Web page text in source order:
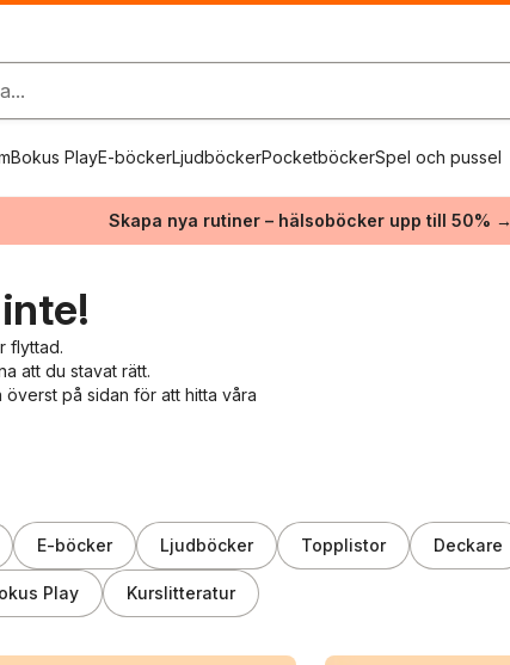
Bokus PlayE-böckerLjudböckerPocketböckerSpel och pussel
Skapa nya rutiner – hälsoböcker upp till 50% →
flyttad.
att du stavat rätt.
på sidan för att hitta våra
E-böcker Ljudböcker Topplistor Deckare
Play Kurslitteratur